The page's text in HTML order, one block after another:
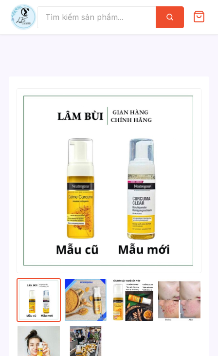
Skip
content
Tìm
kiếm